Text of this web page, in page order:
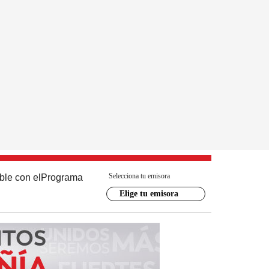
con el Programa Selecciona tu emisora
Elige tu emisora